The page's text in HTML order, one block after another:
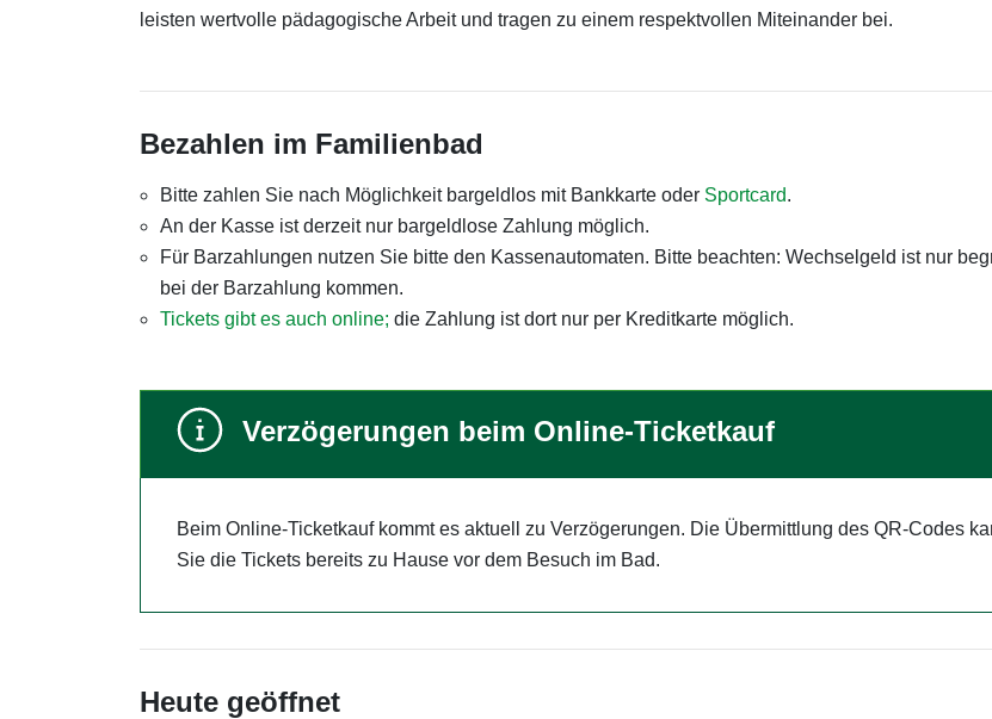
leisten wertvolle pädagogische Arbeit und tragen zu einem respektvollen Miteinander bei.
Bezahlen im Familienbad
Bitte zahlen Sie nach Möglichkeit bargeldlos mit Bankkarte oder Sportcard.
An der Kasse ist derzeit nur bargeldlose Zahlung möglich.
Für Barzahlungen nutzen Sie bitte den Kassenautomaten. Bitte beachten: Wechselgeld ist nur
bei der Barzahlung kommen.
Tickets gibt es auch online; die Zahlung ist dort nur per Kreditkarte möglich.
Verzögerungen beim Online-Ticketkauf
Beim Online-Ticketkauf kommt es aktuell zu Verzögerungen. Die Übermittlung des QR-Codes
Sie die Tickets bereits zu Hause vor dem Besuch im Bad.
Heute geöffnet